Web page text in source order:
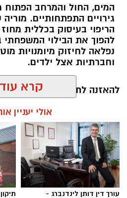
המים, החול והמרחב
גירויים התפתחותיים.
הריפוי בעיסוק בכללית
להפוך את הבילוי המשפחתי
נפלאה לחיזוק מיומנויות
וחברתיות אצל ילדים.
להאזנה לתוכן:
אלדה נתנאל / 10:26 26.07.26
קרא עוד
אולי יעניין
עורך דין דותן לינדנברג -